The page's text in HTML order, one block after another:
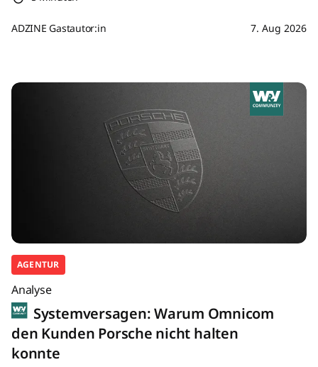
ADZINE Gastautor:in 7. Aug 2026
AGENTUR
Analyse
Systemversagen: Warum Omnicom
den Kunden Porsche nicht halten
konnte